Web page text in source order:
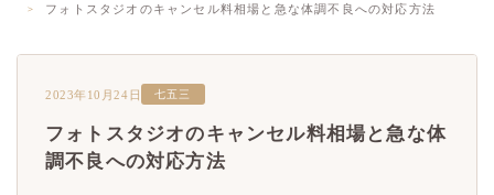
フォトスタジオのキャンセル料相場と急な体調不良への対応方法
2023年10月24日 七五三
フォトスタジオのキャンセル料相場と急な体
調不良への対応方法